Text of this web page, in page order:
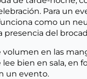
Para un
como un
presencia del
en las
bien en sala, en
un evento.